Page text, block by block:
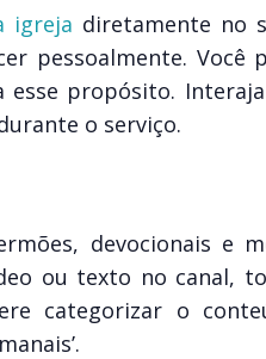
igreja diretamente no
pessoalmente. Você
propósito.
o serviço.
devocionais e
ou texto no canal,
categorizar o